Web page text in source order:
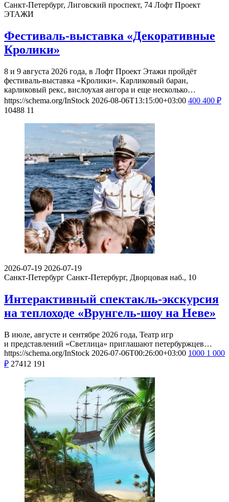
Санкт-Петербург, Лиговский проспект, 74 Лофт Проект
ЭТАЖИ
Фестиваль-выставка «Декоративные
Кролики»
8 и 9 августа 2026 года, в Лофт Проект Этажи пройдёт
фестиваль-выставка «Кролики». Карликовый баран,
карликовый рекс, вислоухая ангора и еще несколько…
https://schema.org/InStock 2026-08-06T13:15:00+03:00 400 400 ₽
10488 11
2026-07-19 2026-07-19
Санкт-Петербург Санкт-Петербург, Дворцовая наб., 10
Интерактивный спектакль-экскурсия
на теплоходе «Врунгель-шоу на Неве»
В июле, августе и сентябре 2026 года, Театр игр
и представлений «Светлица» приглашают петербуржцев…
https://schema.org/InStock 2026-07-06T00:26:00+03:00 1000 1 000
₽ 27412 191